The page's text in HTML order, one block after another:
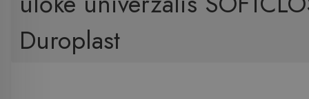
Duroplast